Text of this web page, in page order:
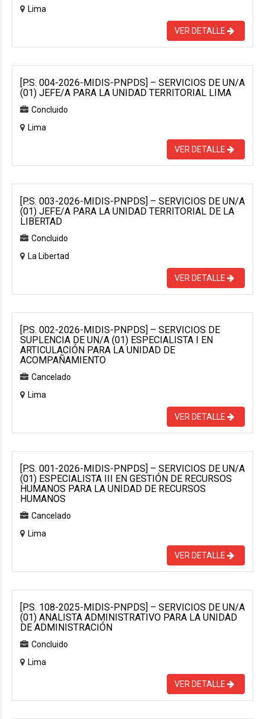
Lima
VER DETALLE
[P.S. 004-2026-MIDIS-PNPDS] – SERVICIOS DE UN/A
(01) JEFE/A PARA LA UNIDAD TERRITORIAL LIMA
Concluido
Lima
VER DETALLE
[P.S. 003-2026-MIDIS-PNPDS] – SERVICIOS DE UN/A
(01) JEFE/A PARA LA UNIDAD TERRITORIAL DE LA
LIBERTAD
Concluido
La Libertad
VER DETALLE
[P.S. 002-2026-MIDIS-PNPDS] – SERVICIOS DE
SUPLENCIA DE UN/A (01) ESPECIALISTA I EN
ARTICULACIÓN PARA LA UNIDAD DE
ACOMPAÑAMIENTO
Cancelado
Lima
VER DETALLE
[P.S. 001-2026-MIDIS-PNPDS] – SERVICIOS DE UN/A
(01) ESPECIALISTA III EN GESTIÓN DE RECURSOS
HUMANOS PARA LA UNIDAD DE RECURSOS
HUMANOS
Cancelado
Lima
VER DETALLE
[P.S. 108-2025-MIDIS-PNPDS] – SERVICIOS DE UN/A
(01) ANALISTA ADMINISTRATIVO PARA LA UNIDAD
DE ADMINISTRACIÓN
Concluido
Lima
VER DETALLE